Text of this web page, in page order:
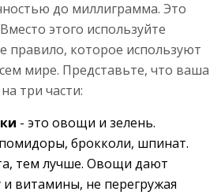
до миллиграмма. Это
этого используйте
правило, которое используют
мире. Представьте, что ваша
три части:
- это овощи и зелень.
брокколи, шпинат.
тем лучше. Овощи дают
и витамины, не перегружая